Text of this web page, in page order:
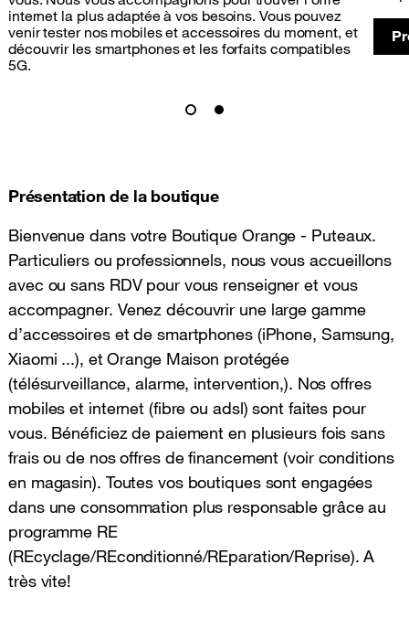
internet la plus adaptée à vos besoins. Vous pouvez
venir tester nos mobiles et accessoires du moment, et
découvrir les smartphones et les forfaits compatibles
5G.
Présentation de la boutique
Bienvenue dans votre Boutique Orange - Puteaux.
Particuliers ou professionnels, nous vous accueillons
avec ou sans RDV pour vous renseigner et vous
accompagner. Venez découvrir une large gamme
d’accessoires et de smartphones (iPhone, Samsung,
Xiaomi ...), et Orange Maison protégée
(télésurveillance, alarme, intervention,). Nos offres
mobiles et internet (fibre ou adsl) sont faites pour
vous. Bénéficiez de paiement en plusieurs fois sans
frais ou de nos offres de financement (voir conditions
en magasin). Toutes vos boutiques sont engagées
dans une consommation plus responsable grâce au
programme RE
(REcyclage/REconditionné/REparation/Reprise). A
très vite!